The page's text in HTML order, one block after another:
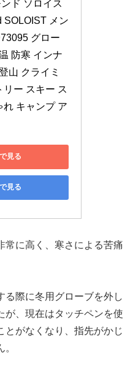
ド ソロイス
SOLOIST メン
グロー
防寒 インナ
山 クライミ
リー スキー ス
れ キャンプ ア
見る
見る
常に高く、寒さによる苦痛
る際に冬用グローブを外し
が、現在はタッチペンを使
とがなくなり、指先がかじ